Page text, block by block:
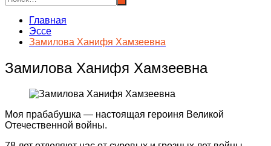
Главная
Эссе
Замилова Ханифя Хамзеевна
Замилова Ханифя Хамзеевна
Моя прабабушка — настоящая героиня Великой
Отечественной войны.